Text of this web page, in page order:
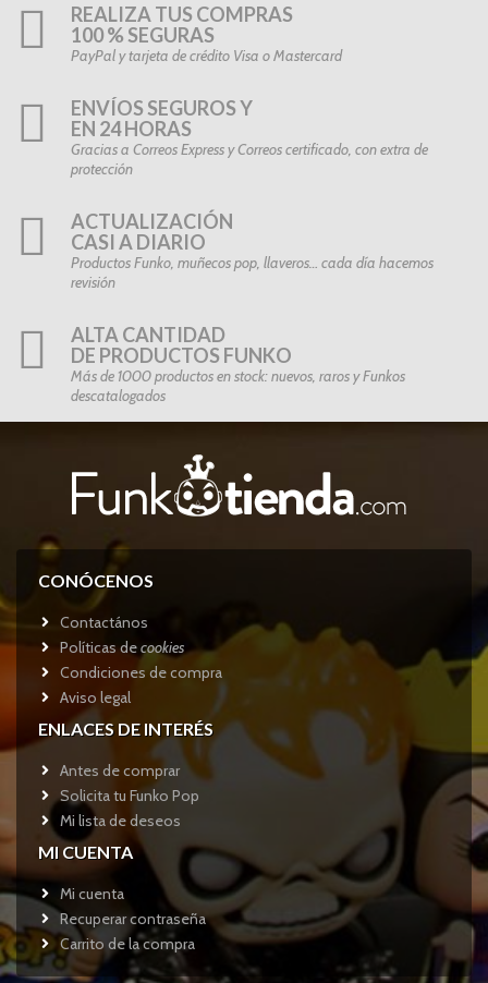
REALIZA TUS COMPRAS
100 % SEGURAS
PayPal y tarjeta de crédito Visa o Mastercard
ENVÍOS SEGUROS Y
EN 24 HORAS
Gracias a Correos Express y Correos certificado, con extra de
protección
ACTUALIZACIÓN
CASI A DIARIO
Productos Funko, muñecos pop, llaveros… cada día hacemos
revisión
ALTA CANTIDAD
DE PRODUCTOS FUNKO
Más de 1000 productos en stock: nuevos, raros y Funkos
descatalogados
CONÓCENOS
Contactános
Políticas decookies
Condiciones de compra
Aviso legal
ENLACES DE INTERÉS
Antes de comprar
Solicita tu Funko Pop
Mi lista de deseos
MI CUENTA
Mi cuenta
Recuperar contraseña
Carrito de la compra